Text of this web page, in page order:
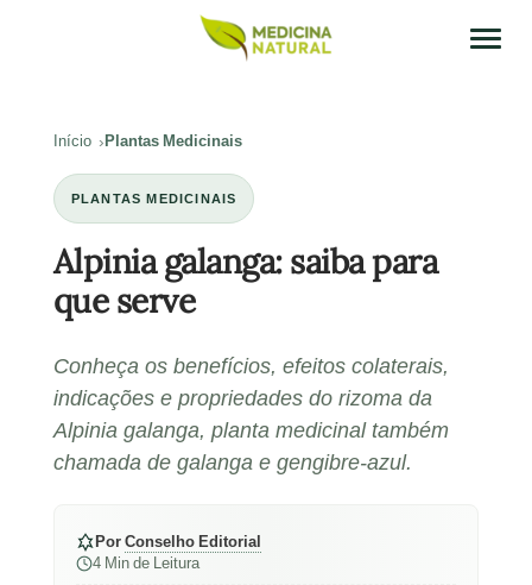
Início Plantas Medicinais
PLANTAS MEDICINAIS
Alpinia galanga: saiba para
que serve
Conheça os benefícios, efeitos colaterais,
indicações e propriedades do rizoma da
Alpinia galanga, planta medicinal também
chamada de galanga e gengibre-azul.
PorConselho Editorial
4 Min de Leitura